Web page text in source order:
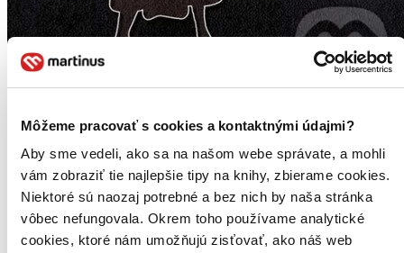
Môžeme pracovať s cookies a kontaktnými údajmi?
Aby sme vedeli, ako sa na našom webe správate, a mohli
vám zobraziť tie najlepšie tipy na knihy, zbierame cookies.
Niektoré sú naozaj potrebné a bez nich by naša stránka
vôbec nefungovala. Okrem toho používame analytické
cookies, ktoré nám umožňujú zisťovať, ako náš web
Papierové bábiky
Katarína Tholtová
Mladá Anna si jedného dňa zbalí najnutnejšie veci a odíde z domu,
od rodiny aj zo školy. Nasťahuje sa do obľúbenej kaviarne, kde sa
skryje pred svetom, aby sa vyrovnala so stratou svojej lásky...
Čítaná